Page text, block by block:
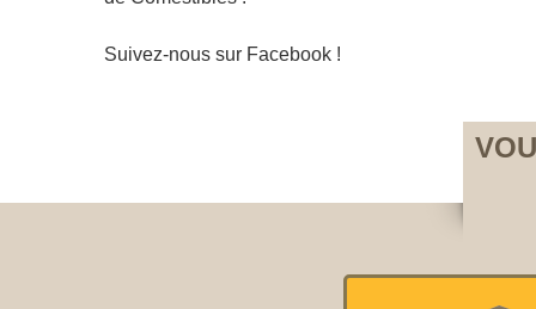
Suivez-nous sur Facebook !